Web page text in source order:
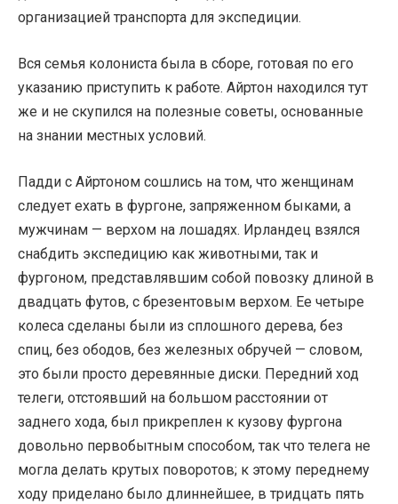
организацией транспорта для экспедиции.
Вся семья колониста была в сборе, готовая по его
указанию приступить к работе. Айртон находился тут
же и не скупился на полезные советы, основанные
на знании местных условий.
Падди с Айртоном сошлись на том, что женщинам
следует ехать в фургоне, запряженном быками, а
мужчинам — верхом на лошадях. Ирландец взялся
снабдить экспедицию как животными, так и
фургоном, представлявшим собой повозку длиной в
двадцать футов, с брезентовым верхом. Ее четыре
колеса сделаны были из сплошного дерева, без
спиц, без ободов, без железных обручей — словом,
это были просто деревянные диски. Передний ход
телеги, отстоявший на большом расстоянии от
заднего хода, был прикреплен к кузову фургона
довольно первобытным способом, так что телега не
могла делать крутых поворотов; к этому переднему
ходу приделано было длиннейшее, в тридцать пять